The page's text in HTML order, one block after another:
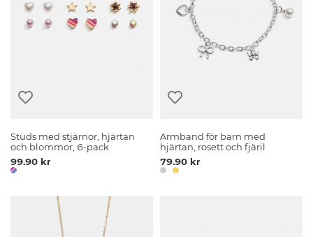
Studs med stjärnor, hjärtan
och blommor, 6-pack
99.90 kr
Armband för barn med
hjärtan, rosett och fjäril
79.90 kr